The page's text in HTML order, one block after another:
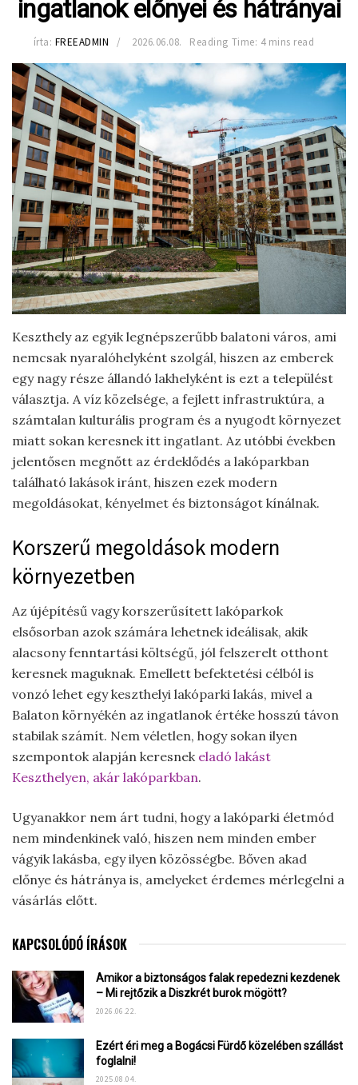
ingatlanok előnyei és hátrányai
írta: FREEADMIN 2026.06.08. Reading Time: 4 mins read
Keszthely az egyik legnépszerűbb balatoni város, ami
nemcsak nyaralóhelyként szolgál, hiszen az emberek
egy nagy része állandó lakhelyként is ezt a települést
választja. A víz közelsége, a fejlett infrastruktúra, a
számtalan kulturális program és a nyugodt környezet
miatt sokan keresnek itt ingatlant. Az utóbbi években
jelentősen megnőtt az érdeklődés a lakóparkban
található lakások iránt, hiszen ezek modern
megoldásokat, kényelmet és biztonságot kínálnak.
Korszerű megoldások modern
környezetben
Az újépítésű vagy korszerűsített lakóparkok
elsősorban azok számára lehetnek ideálisak, akik
alacsony fenntartási költségű, jól felszerelt otthont
keresnek maguknak. Emellett befektetési célból is
vonzó lehet egy keszthelyi lakóparki lakás, mivel a
Balaton környékén az ingatlanok értéke hosszú távon
stabilak számít. Nem véletlen, hogy sokan ilyen
szempontok alapján keresnek eladó lakást
Keszthelyen, akár lakóparkban.
Ugyanakkor nem árt tudni, hogy a lakóparki életmód
nem mindenkinek való, hiszen nem minden ember
vágyik lakásba, egy ilyen közösségbe. Bőven akad
előnye és hátránya is, amelyeket érdemes mérlegelni a
vásárlás előtt.
KAPCSOLÓDÓ ÍRÁSOK
Amikor a biztonságos falak repedezni kezdenek
– Mi rejtőzik a Diszkrét burok mögött?
2026.06.22.
Ezért éri meg a Bogácsi Fürdő közelében szállást
foglalni!
2025.08.04.